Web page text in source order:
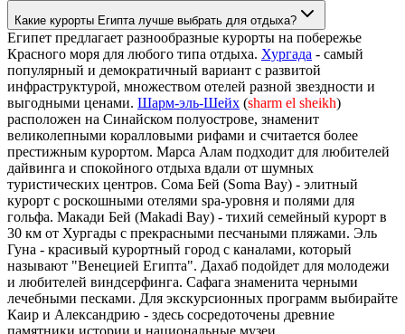
Какие курорты Египта лучше выбрать для отдыха?
Египет предлагает разнообразные курорты на побережье
Красного моря для любого типа отдыха. Хургада - самый
популярный и демократичный вариант с развитой
инфраструктурой, множеством отелей разной звездности и
выгодными ценами. Шарм-эль-Шейх (sharm el sheikh)
расположен на Синайском полуострове, знаменит
великолепными коралловыми рифами и считается более
престижным курортом. Марса Алам подходит для любителей
дайвинга и спокойного отдыха вдали от шумных
туристических центров. Сома Бей (Soma Bay) - элитный
курорт с роскошными отелями spa-уровня и полями для
гольфа. Макади Бей (Makadi Bay) - тихий семейный курорт в
30 км от Хургады с прекрасными песчаными пляжами. Эль
Гуна - красивый курортный город с каналами, который
называют "Венецией Египта". Дахаб подойдет для молодежи
и любителей виндсерфинга. Сафага знаменита черными
лечебными песками. Для экскурсионных программ выбирайте
Каир и Александрию - здесь сосредоточены древние
памятники истории и национальные музеи.